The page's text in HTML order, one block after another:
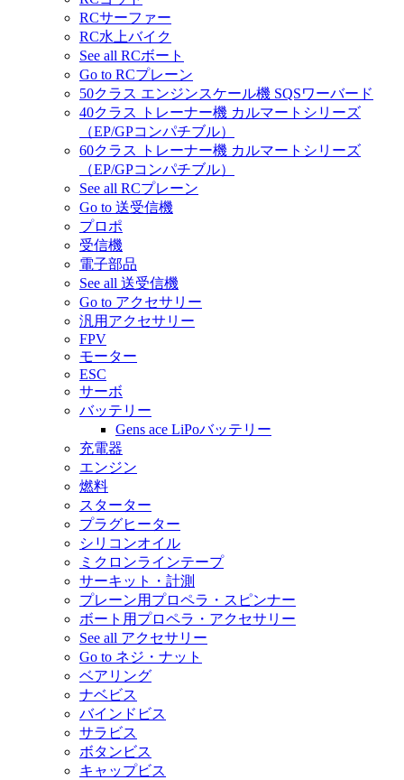
RCサーファー
RC水上バイク
See all RCボート
Go to RCプレーン
50クラス エンジンスケール機 SQSワーバード
40クラス トレーナー機 カルマートシリーズ
（EP/GPコンパチブル）
60クラス トレーナー機 カルマートシリーズ
（EP/GPコンパチブル）
See all RCプレーン
Go to 送受信機
プロポ
受信機
電子部品
See all 送受信機
Go to アクセサリー
汎用アクセサリー
FPV
モーター
ESC
サーボ
バッテリー
Gens ace LiPoバッテリー
充電器
エンジン
燃料
スターター
プラグヒーター
シリコンオイル
ミクロンラインテープ
サーキット・計測
プレーン用プロペラ・スピンナー
ボート用プロペラ・アクセサリー
See all アクセサリー
Go to ネジ・ナット
ベアリング
ナベビス
バインドビス
サラビス
ボタンビス
キャップビス